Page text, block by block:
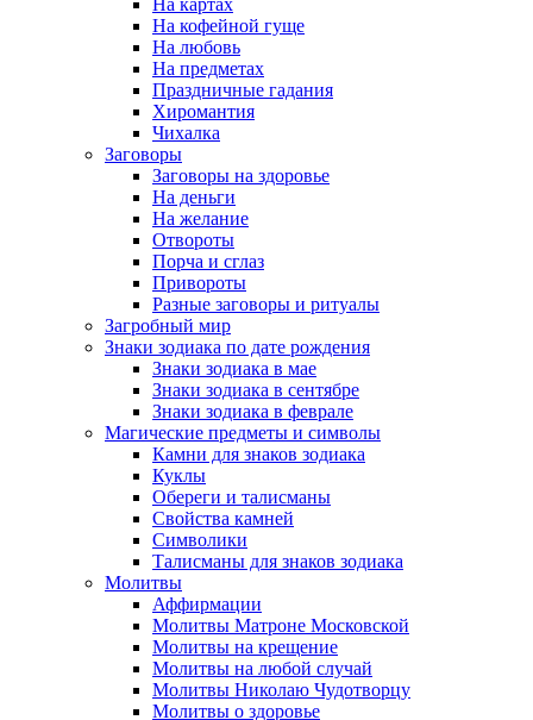
На картах
На кофейной гуще
На любовь
На предметах
Праздничные гадания
Хиромантия
Чихалка
Заговоры
Заговоры на здоровье
На деньги
На желание
Отвороты
Порча и сглаз
Привороты
Разные заговоры и ритуалы
Загробный мир
Знаки зодиака по дате рождения
Знаки зодиака в мае
Знаки зодиака в сентябре
Знаки зодиака в феврале
Магические предметы и символы
Камни для знаков зодиака
Куклы
Обереги и талисманы
Свойства камней
Символики
Талисманы для знаков зодиака
Молитвы
Аффирмации
Молитвы Матроне Московской
Молитвы на крещение
Молитвы на любой случай
Молитвы Николаю Чудотворцу
Молитвы о здоровье